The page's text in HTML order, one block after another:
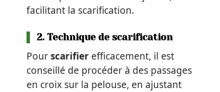
facilitant la scarification.
2. Technique de scarification
Pourscarifier efficacement, il est
conseillé de procéder à des passages
en croix sur la pelouse, en ajustant